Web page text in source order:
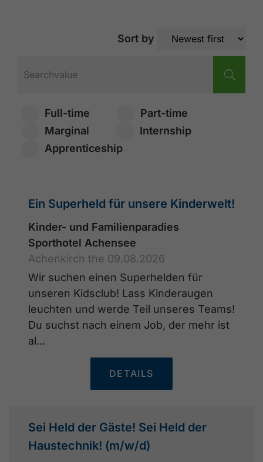
Sort by
Full-time
Part-time
Marginal
Internship
Apprenticeship
Ein Superheld für unsere Kinderwelt!
Kinder- und Familienparadies
Sporthotel Achensee
Achenkirch the 09.08.2026
Wir suchen einen Superhelden für
unseren Kidsclub! Lass Kinderaugen
leuchten und werde Teil unseres Teams!
Du suchst nach einem Job, der mehr ist
al…
DETAILS
Sei Held der Gäste! Sei Held der
Haustechnik! (m/w/d)